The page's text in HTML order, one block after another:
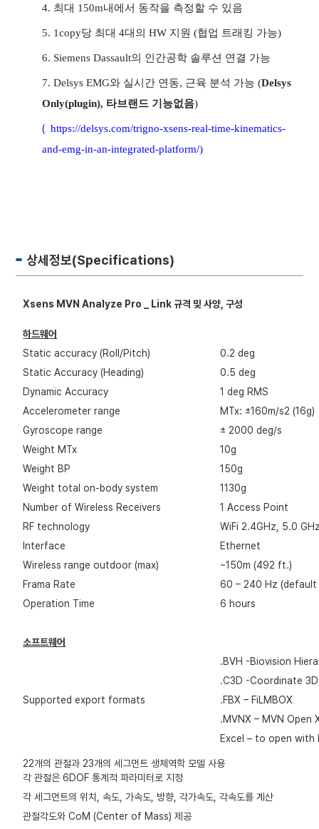
4. 최대 150m내에서 동작을 측정할 수 있음
5. 1copy당 최대 4대의 HW 지원 (협업 트래킹 가능)
6. Siemens Dassault의 인간공학 솔루션 연결 가능
7. Delsys EMG와 실시간 연동, 근육 분석 가능 (Delsys
Only(plugin), 타브랜드 기능없음)
( https://delsys.com/trigno-xsens-real-time-kinematics-
and-emg-in-an-integrated-platform/)
상세정보(Specifications)
Xsens MVN Analyze Pro _ Link 규격 및 사양, 구성
하드웨어
Static accuracy (Roll/Pitch)
0.2 deg
Static Accuracy (Heading)
0.5 deg
Dynamic Accuracy
1 deg RMS
Accelerometer range
MTx: ±160m/s2 (16g)
Gyroscope range
± 2000 deg/s
Weight MTx
10g
Weight BP
150g
Weight total on-body system
1130g
Number of Wireless Receivers
1 Access Point
RF technology
WiFi 2.4GHz, 5.0
Interface
Ethernet
Wireless range outdoor (max)
~150m (492 ft.)
Frama Rate
60 – 240 Hz
Operation Time
6 hours
소프트웨어
Supported export formats
.BVH -Biovision
.C3D -Coordinate
.FBX – FiLMBOX
.MVNX – MVN Open
Excel – to open
22개의 관절과 23개의 세그먼트 생체역학 모델 사용
각 관절은 6DOF 통계적 파라미터로 지정
각 세그먼트의 위치, 속도, 가속도, 방향, 각가속도, 각속도를 계산
관절각도와 CoM (Center of Mass) 제공